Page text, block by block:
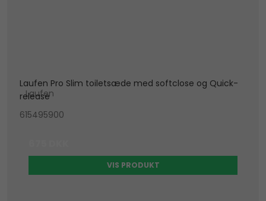
Laufen Pro Slim toiletsæde med softclose og Quick-
release
Laufen
615495900
VIS PRODUKT